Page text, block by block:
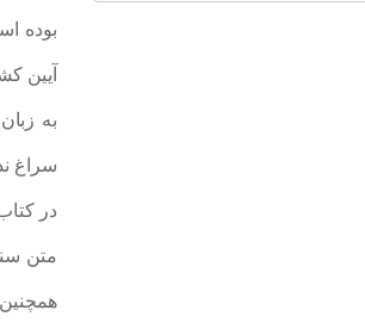
بوده
آیین
به
سراغ
در
متن